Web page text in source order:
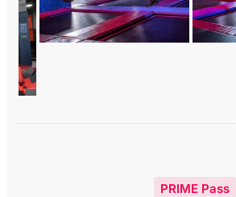
PRIME Pass